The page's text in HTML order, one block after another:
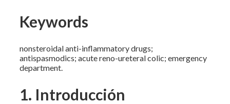
Keywords
nonsteroidal anti-inflammatory drugs;
antispasmodics; acute reno-ureteral colic; emergency
department.
1. Introducción